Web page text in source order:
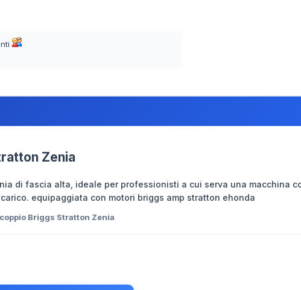
Zenia
di fascia alta, ideale per professionisti a cui serva una macchina
equipaggiata con motori briggs amp stratton ehonda
Briggs Stratton Zenia